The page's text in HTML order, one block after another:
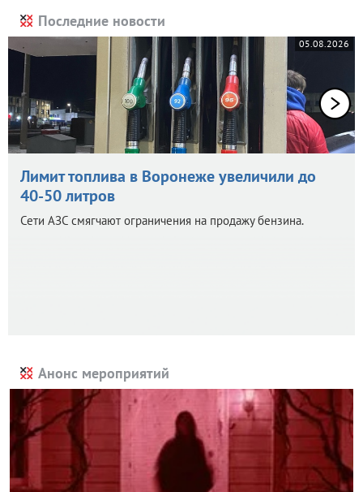
Последние новости
05.08.2026
Лимит топлива в Воронеже увеличили до
40-50 литров
Сети АЗС смягчают ограничения на продажу бензина.
Анонс мероприятий